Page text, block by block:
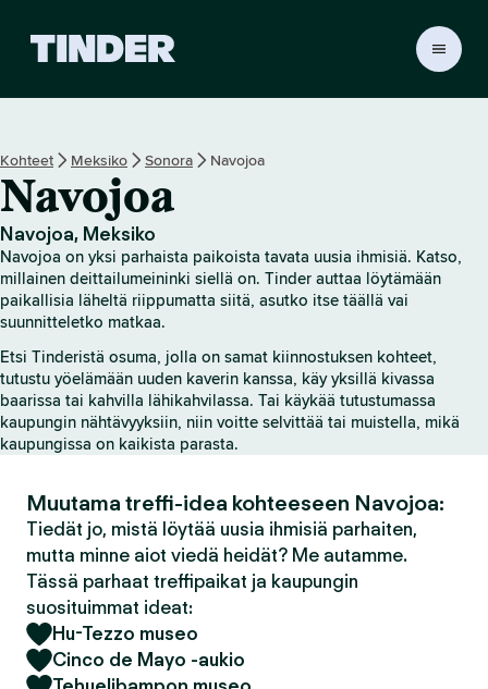
r
l
o
i
s
s
i
v
u
Kohteet Meksiko Sonora Navojoa
Navojoa
Navojoa, Meksiko
Navojoa on yksi parhaista paikoista tavata uusia ihmisiä. Katso,
millainen deittailumeininki siellä on. Tinder auttaa löytämään
paikallisia läheltä riippumatta siitä, asutko itse täällä vai
suunnitteletko matkaa.
Etsi Tinderistä osuma, jolla on samat kiinnostuksen kohteet,
tutustu yöelämään uuden kaverin kanssa, käy yksillä kivassa
baarissa tai kahvilla lähikahvilassa. Tai käykää tutustumassa
kaupungin nähtävyyksiin, niin voitte selvittää tai muistella, mikä
kaupungissa on kaikista parasta.
Muutama treffi-idea kohteeseen Navojoa:
Tiedät jo, mistä löytää uusia ihmisiä parhaiten,
mutta minne aiot viedä heidät? Me autamme.
Tässä parhaat treffipaikat ja kaupungin
suosituimmat ideat:
Hu-Tezzo museo
Cinco de Mayo -aukio